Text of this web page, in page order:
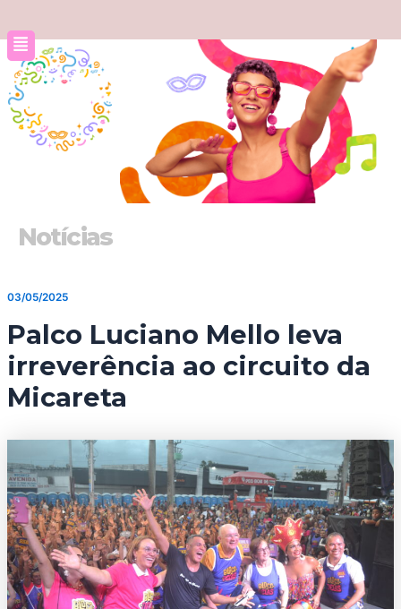
para
conteúdo
Notícias
03/05/2025
Palco Luciano Mello leva
irreverência ao circuito da
Micareta